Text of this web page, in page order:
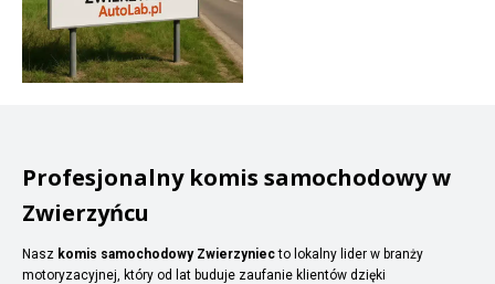
Profesjonalny komis samochodowy w
Zwierzyńcu
Nasz komis samochodowy Zwierzyniecto lokalny lider w branży
motoryzacyjnej, który od lat buduje zaufanie klientów dzięki